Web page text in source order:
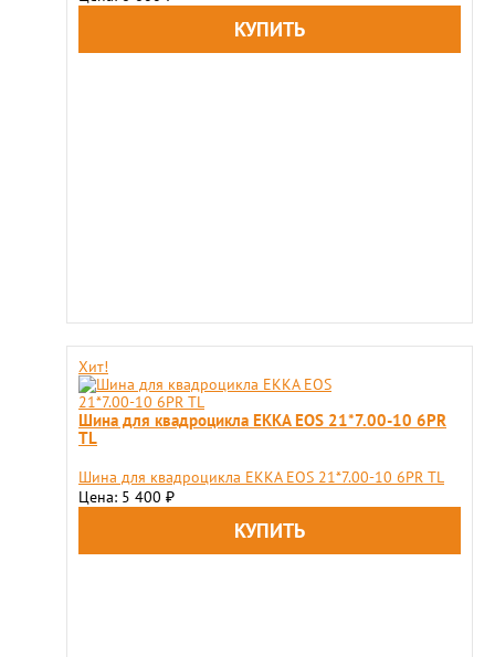
Хит!
Шина для квадроцикла EKKA EOS 21*7.00-10 6PR
TL
Шина для квадроцикла EKKA EOS 21*7.00-10 6PR TL
Цена: 5 400 ₽